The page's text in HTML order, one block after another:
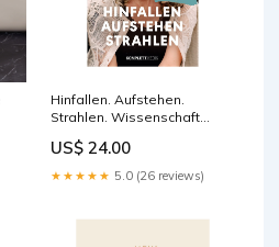
Hinfallen. Aufstehen.
Strahlen. Wissenschaft
US$ 24.00
★★★★★ 5.0 (26 reviews)